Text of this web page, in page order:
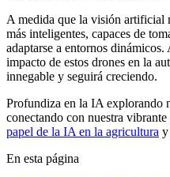
A medida que la visión artificial
más inteligentes, capaces de
adaptarse a entornos
impacto de estos drones en la
innegable y seguirá creciendo.
Profundiza en la IA explorando
conectando con nuestra vibrante
papel de la IA en la agricultura y
En esta página